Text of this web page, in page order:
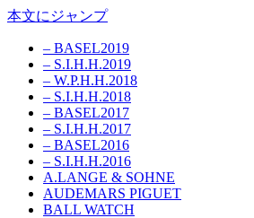
本文にジャンプ
– BASEL2019
– S.I.H.H.2019
– W.P.H.H.2018
– S.I.H.H.2018
– BASEL2017
– S.I.H.H.2017
– BASEL2016
– S.I.H.H.2016
A.LANGE & SOHNE
AUDEMARS PIGUET
BALL WATCH